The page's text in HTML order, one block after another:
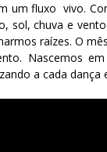
um fluxo vivo.
sol, chuva e
raízes. O
Nascemos
a cada dança